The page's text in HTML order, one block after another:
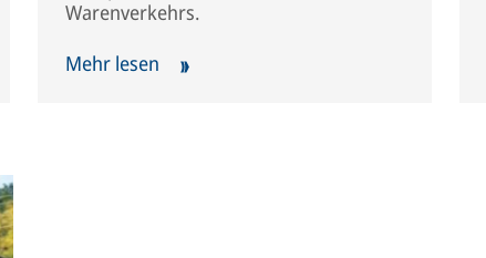
Warenverkehrs.
Mehr lesen